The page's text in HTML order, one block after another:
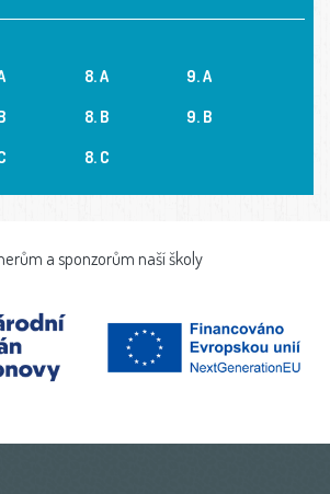
8. A
8. B
8. C
9. A
9. B
a sponzorům naší školy